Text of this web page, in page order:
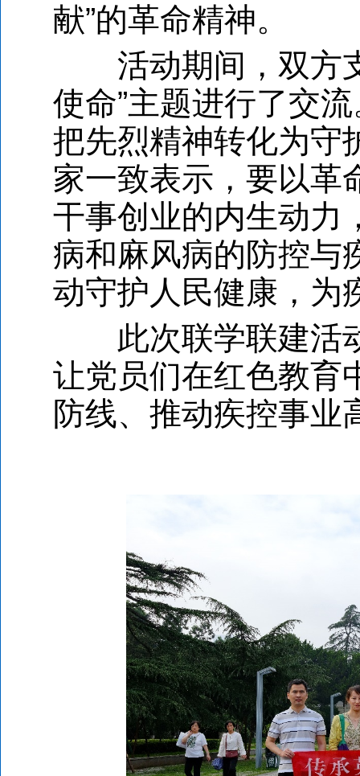
献”的革命精神。
活动期间，双方支
使命”主题进行了交
把先烈精神转化为守
家一致表示，要以革
干事创业的内生动力
病和麻风病的防控与
动守护人民健康，为
此次联学联建活动
让党员们在红色教育
防线、推动疾控事业